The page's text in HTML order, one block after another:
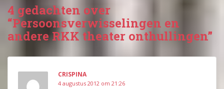
4 gedachten over
“Persoonsverwisselingen en
andere RKK theater onthullingen”
CRISPINA
4 augustus 2012 om 21:26